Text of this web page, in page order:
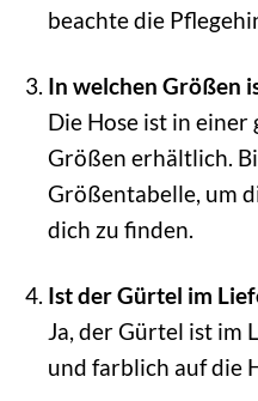
beachte die
In welchen Größen
Die Hose ist in
Größen erhältlich.
Größentabelle, um
dich zu finden.
Ist der Gürtel im
Ja, der Gürtel ist im
und farblich auf die